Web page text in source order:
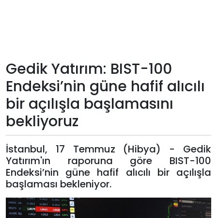
Künye
Giriş
Yap
Gedik Yatırım: BIST-100
Endeksi’nin güne hafif alıcılı
bir açılışla başlamasını
bekliyoruz
İstanbul, 17 Temmuz (Hibya) - Gedik
Yatırım'ın raporuna göre BIST-100
Endeksi’nin güne hafif alıcılı bir açılışla
başlaması bekleniyor.